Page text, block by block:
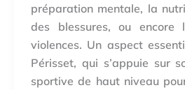
préparation mentale, la
des blessures, ou encore
violences. Un aspect
Périsset, qui s’appuie sur
sportive de haut niveau